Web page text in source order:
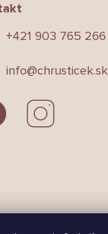
info@chrusticek.sk
+421 903 765 266